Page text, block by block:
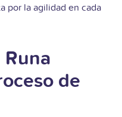
por la agilidad en cada
de